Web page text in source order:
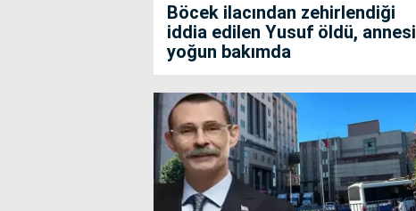
Böcek ilacından zehirlendiği
iddia edilen Yusuf öldü, annesi
yoğun bakımda